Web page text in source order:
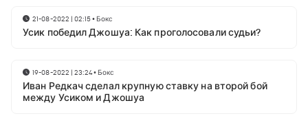
21-08-2022 | 02:15• Бокс
Усик победил Джошуа: Как проголосовали судьи?
19-08-2022 | 23:24• Бокс
Иван Редкач сделал крупную ставку на второй бой
между Усиком и Джошуа